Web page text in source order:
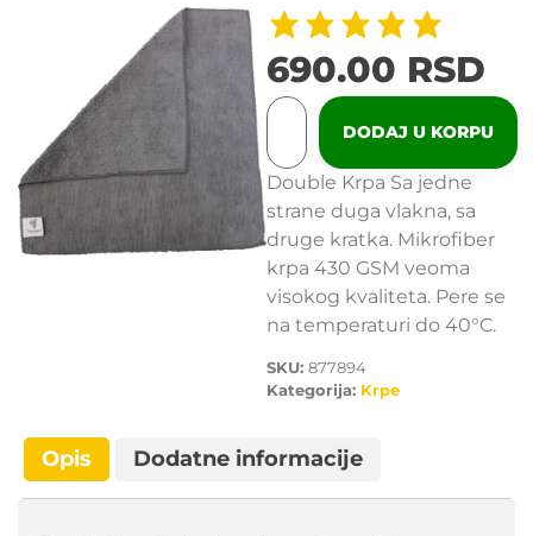
690.00 RSD
DODAJ U KORPU
Double Krpa Sa jedne
strane duga vlakna, sa
druge kratka. Mikrofiber
krpa 430 GSM veoma
visokog kvaliteta. Pere se
na temperaturi do 40°C.
SKU: 877894
Kategorija: Krpe
Opis Dodatne informacije